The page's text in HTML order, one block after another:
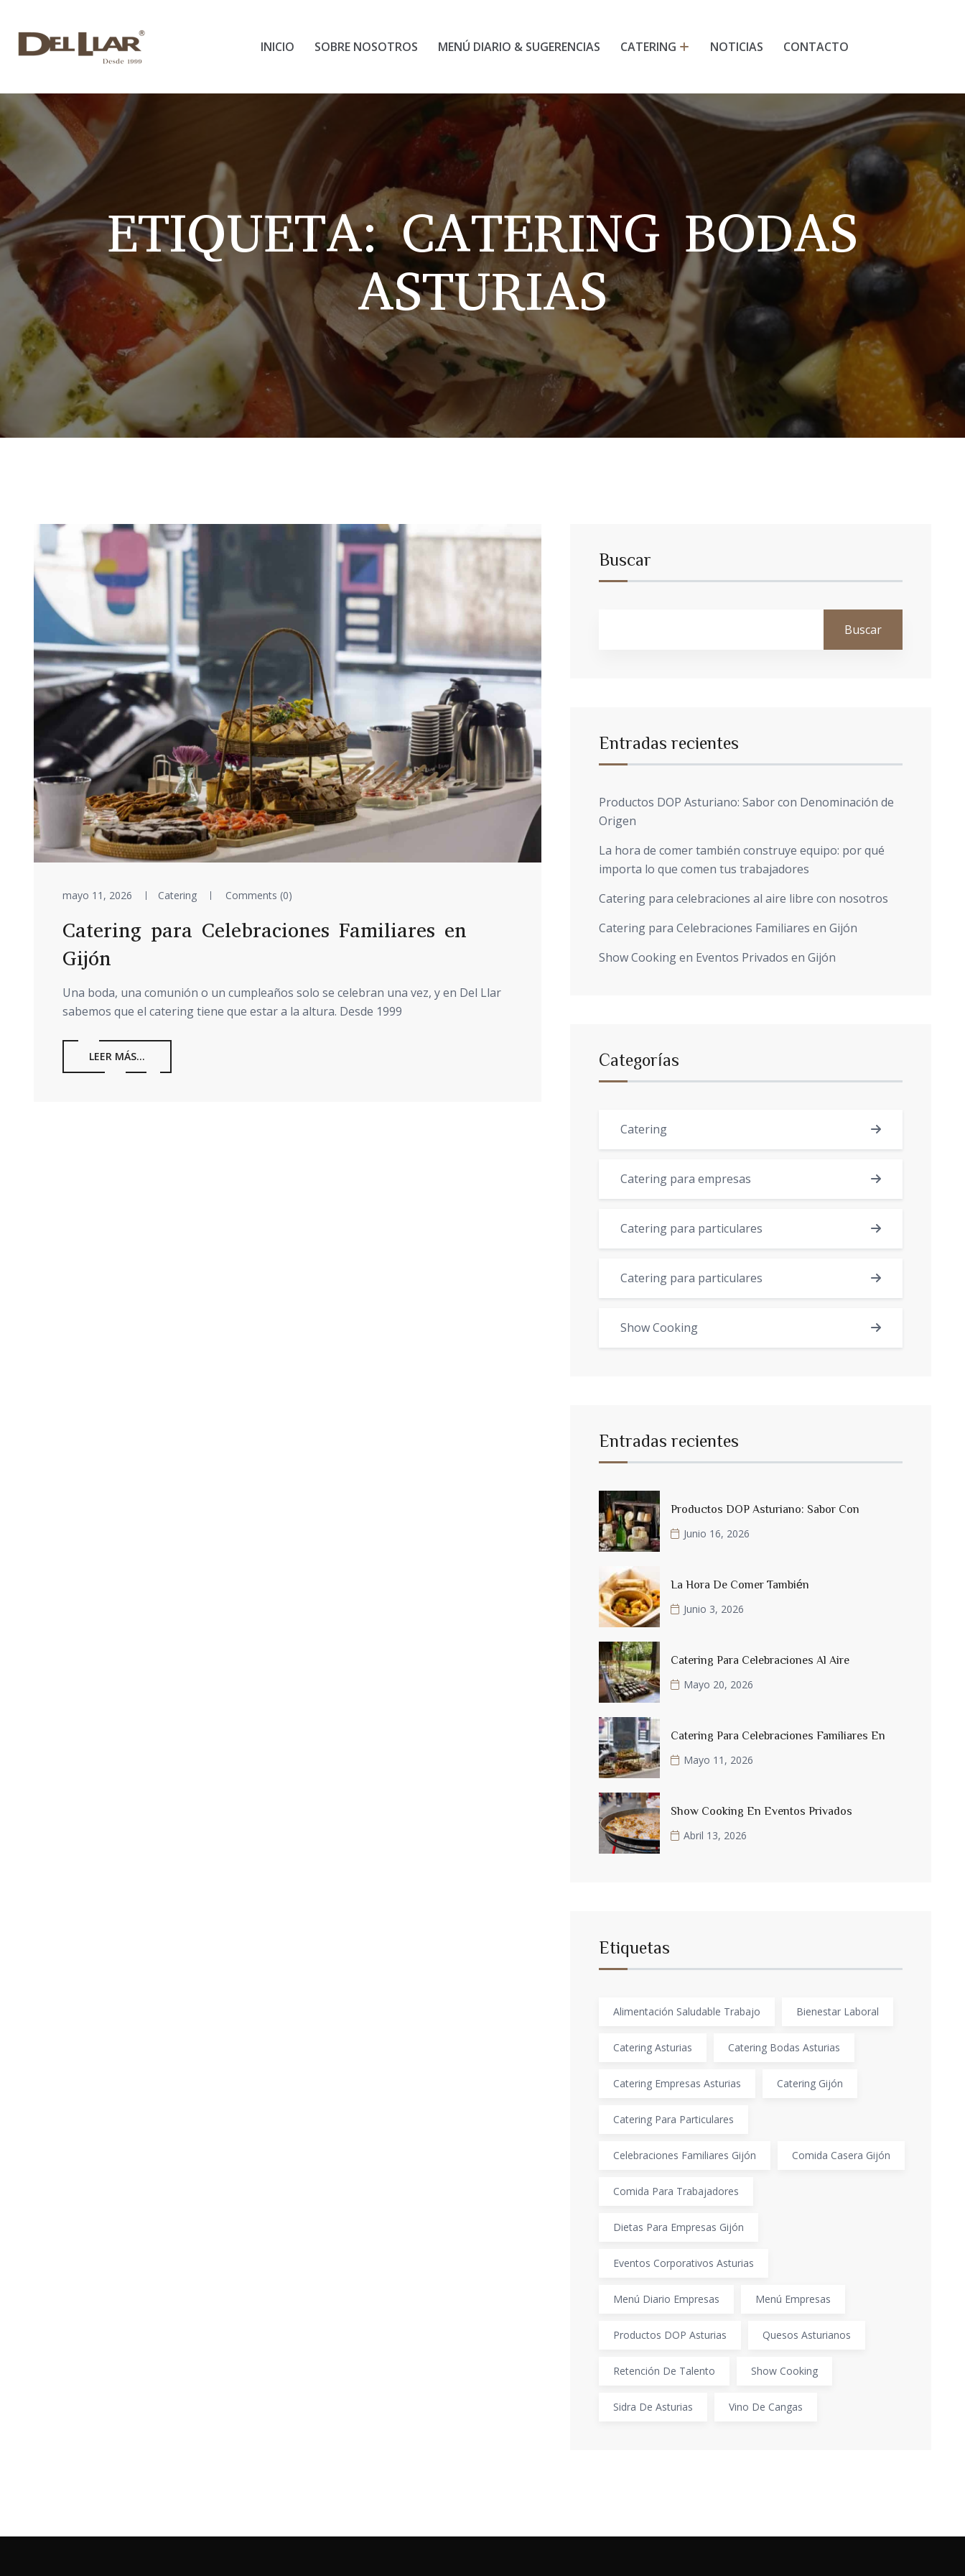
INICIO SOBRE NOSOTROS MENÚ DIARIO & SUGERENCIAS CATERING NOTICIAS CONTACTO
ETIQUETA:CATERING BODAS
ASTURIAS
mayo 11, 2026 Catering Comments (0)
Catering para Celebraciones Familiares en
Gijón
Una boda, una comunión o un cumpleaños solo se celebran una vez, y en Del Llar
sabemos que el catering tiene que estar a la altura. Desde 1999
LEER MÁS...
Buscar
Buscar
Entradas recientes
Productos DOP Asturiano: Sabor con Denominación de
Origen
La hora de comer también construye equipo: por qué
importa lo que comen tus trabajadores
Catering para celebraciones al aire libre con nosotros
Catering para Celebraciones Familiares en Gijón
Show Cooking en Eventos Privados en Gijón
Categorías
Catering
Catering para empresas
Catering para particulares
Catering para particulares
Show Cooking
Entradas recientes
Productos DOP Asturiano: Sabor Con
Junio 16, 2026
La Hora De Comer También
Junio 3, 2026
Catering Para Celebraciones Al Aire
Mayo 20, 2026
Catering Para Celebraciones Familiares En
Mayo 11, 2026
Show Cooking En Eventos Privados
Abril 13, 2026
Etiquetas
Alimentación Saludable Trabajo Bienestar Laboral
Catering Asturias Catering Bodas Asturias
Catering Empresas Asturias Catering Gijón
Catering Para Particulares
Celebraciones Familiares Gijón Comida Casera Gijón
Comida Para Trabajadores
Dietas Para Empresas Gijón
Eventos Corporativos Asturias
Menú Diario Empresas Menú Empresas
Productos DOP Asturias Quesos Asturianos
Retención De Talento Show Cooking
Sidra De Asturias Vino De Cangas